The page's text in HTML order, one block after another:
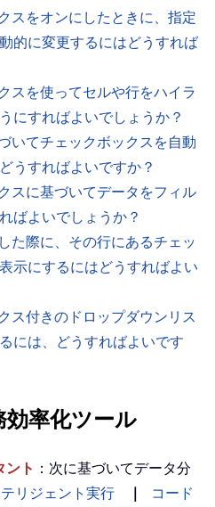
スをオンにしたときに、指定
的に変更するにはどうすれば
スを使ってセルや行をハイラ
にすればよいでしょうか？
いてチェックボックスを自動
うすればよいですか？
スに基づいてデータをフィル
ばよいでしょうか？
た際に、その行にあるチェッ
示にするにはどうすればよい
ス付きのドロップダウンリス
には、どうすればよいです
率化ツール
ント ：次に基づいてデータ分
リジェント実行 ｜
コード